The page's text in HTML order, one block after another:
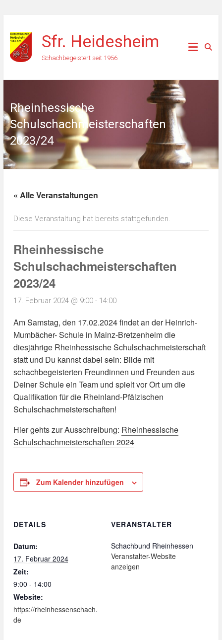
Inhalt
springen
Sfr. Heidesheim
Schachbegeistert seit 1956
Rheinhessische
Schulschachmeisterschaften
2023/24
« Alle Veranstaltungen
Diese Veranstaltung hat bereits stattgefunden.
Rheinhessische
Schulschachmeisterschaften
2023/24
17. Februar 2024 @ 9:00- 14:00
Am Samstag, den 17.02.2024 findet an der Heinrich-
Mumbächer- Schule in Mainz-Bretzenheim die
diesjährige Rheinhessische Schulschachmeisterschaft
statt und Du kannst dabei sein: Bilde mit
schachbegeisterten Freundinnen und Freunden aus
Deiner Schule ein Team und spielt vor Ort um die
Qualifikation für die Rheinland-Pfälzischen
Schulschachmeisterschaften!
Hier gehts zur Ausschreibung: Rheinhessische
Schulschachmeisterschaften 2024
Zum Kalender hinzufügen
DETAILS
Datum:
17. Februar 2024
Zeit:
9:00 - 14:00
Website:
https://rheinhessenschach.
de
VERANSTALTER
Schachbund Rheinhessen
Veranstalter-Website
anzeigen